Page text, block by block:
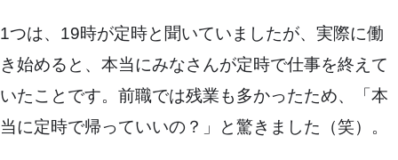
1つは、19時が定時と聞いていましたが、実際に働
き始めると、本当にみなさんが定時で仕事を終えて
いたことです。前職では残業も多かったため、「本
当に定時で帰っていいの？」と驚きました（笑）。